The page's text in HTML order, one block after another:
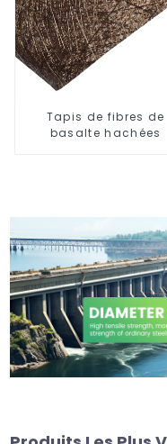
Tapis de fibres de
basalte hachées